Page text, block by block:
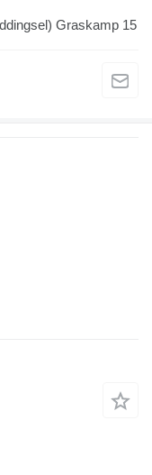
Njemačka, 48249 Dümo Dülmen (Hiddingsel) Graskamp 15